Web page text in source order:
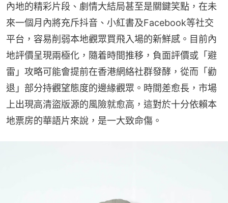
內地的精彩片段、劇情大結局甚至是關鍵笑點，在未
來一個月內將充斥抖音、小紅書及Facebook等社交
平台，容易削弱本地觀眾買飛入場的新鮮感。目前內
地評價呈現兩極化，隨着時間推移，負面評價或「避
雷」攻略可能會提前在香港網絡社群發酵，從而「勸
退」部分持觀望態度的邊緣觀眾。時間差愈長，市場
上出現高清盜版源的風險就愈高，這對於十分依賴本
地票房的華語片來說，是一大致命傷。